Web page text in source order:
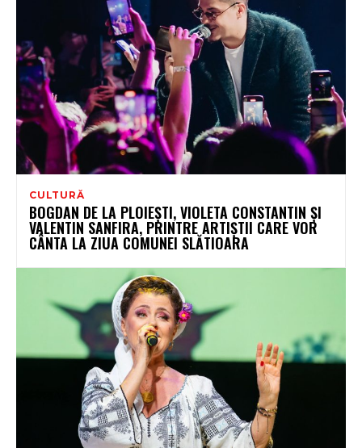
CULTURĂ
BOGDAN DE LA PLOIEȘTI, VIOLETA CONSTANTIN ȘI
VALENTIN SANFIRA, PRINTRE ARTIȘTII CARE VOR
CÂNTA LA ZIUA COMUNEI SLĂTIOARA